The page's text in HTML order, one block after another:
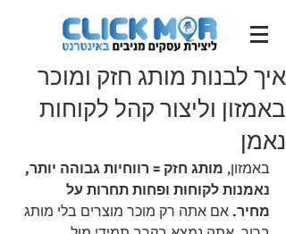
איך לבנות מותג חזק ומוכר
באמזון וליצור קהל לקוחות
נאמן
באמזון, מותג חזק = רווחיות גבוהה יותר,
נאמנות לקוחות ופחות תחרות על
מחיר. אם אתה רק מוכר מוצרים בלי מותג